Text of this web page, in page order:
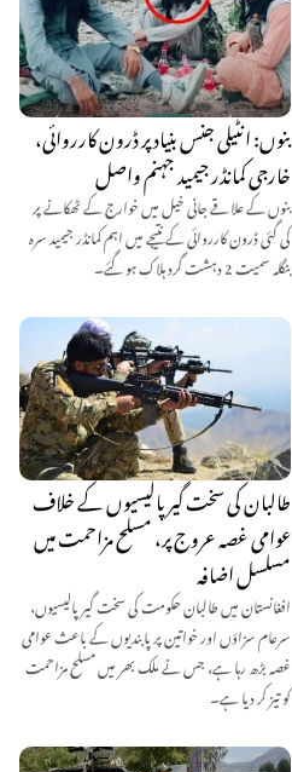
بنوں: انٹیلی جنس بنیاد پر ڈرون کارروائی،
خارجی کمانڈر جیمید جہنم واصل
بنوں کے علاقے جانی خیل میں خوارج کے ٹھکانے پر
کی گئی ڈرون کارروائی کے نتیجے میں اہم کمانڈر جیمید سرہ
بنگلہ سمیت 2 دہشت گرد ہلاک ہو گئے۔
طالبان کی سخت گیر پالیسیوں کے خلاف
عوامی غصہ عروج پر، مسلح مزاحمت میں
مسلسل اضافہ
افغانستان میں طالبان حکومت کی سخت گیر پالیسیوں،
سرعام سزاؤں اور خواتین پر پابندیوں کے باعث عوامی
غصہ بڑھ رہا ہے، جس نے ملک بھر میں مسلح مزاحمت
کو تیز کر دیا ہے۔